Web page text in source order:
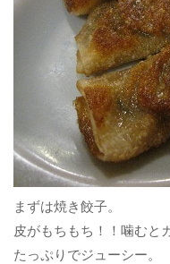
まずは焼き餃子。
皮がもちもち！！噛むと
たっぷりでジューシー。